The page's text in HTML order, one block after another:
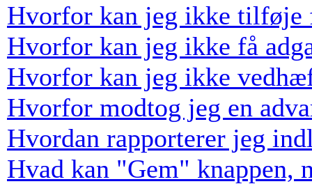
Hvorfor kan jeg ikke tilføje
Hvorfor kan jeg ikke få
Hvorfor kan jeg ikke
Hvorfor modtog jeg en
Hvordan rapporterer jeg
Hvad kan "Gem" knappen,